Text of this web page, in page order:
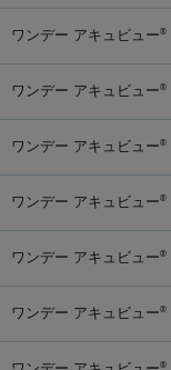
ワンデー アキュビュー®
ワンデー アキュビュー®
ワンデー アキュビュー®
ワンデー アキュビュー®
ワンデー アキュビュー®
ワンデー アキュビュー®
®